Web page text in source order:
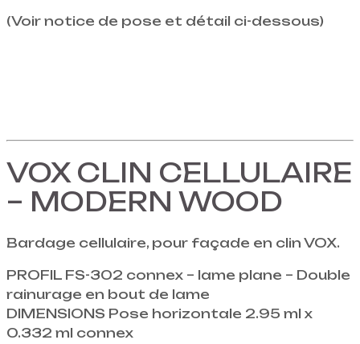
(Voir notice de pose et détail ci-dessous)
VOX CLIN CELLULAIRE
– MODERN WOOD
Bardage cellulaire, pour façade en clin VOX.
PROFIL FS-302 connex – lame plane – Double
rainurage en bout de lame
DIMENSIONS Pose horizontale 2.95 ml x
0.332 ml connex